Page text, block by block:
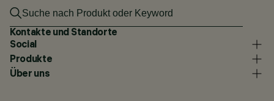
Kontakte und Standorte
Social
Produkte
Über uns